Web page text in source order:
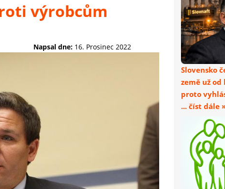
výrobcům
Napsal dne: 16. Prosinec 2022
Slovensko
země už
proto
... číst dále